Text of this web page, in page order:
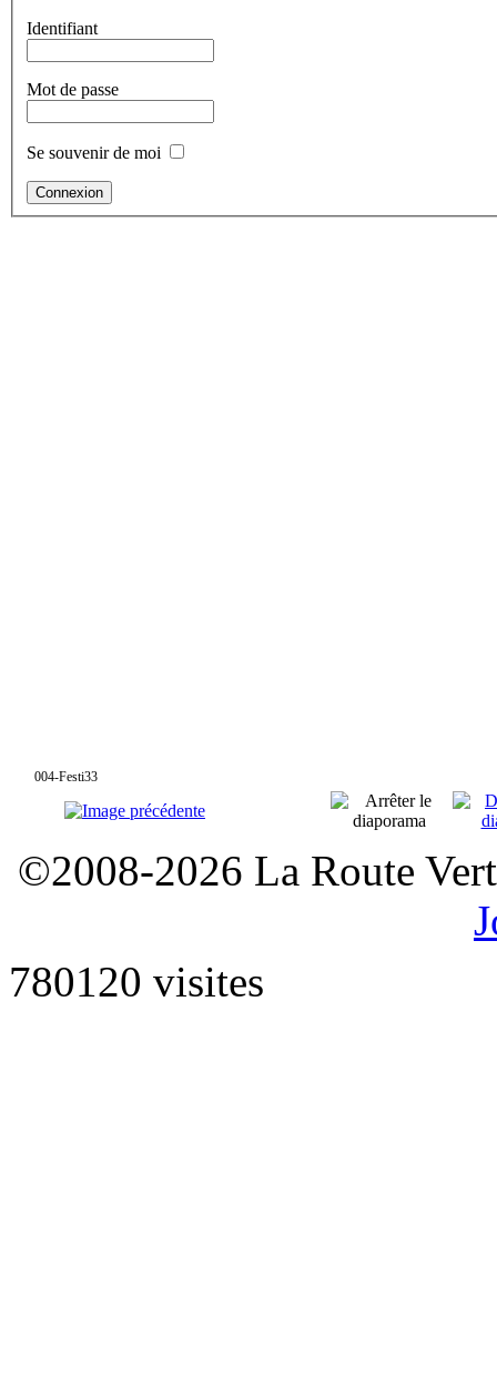
Identifiant
Mot de passe
Se souvenir de moi
004-Festi33
©2008-2026 La Route
780120 visites